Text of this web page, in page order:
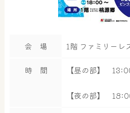
会 場 1階 ファミリーレ
時 間 【昼の部】
【夜の部】